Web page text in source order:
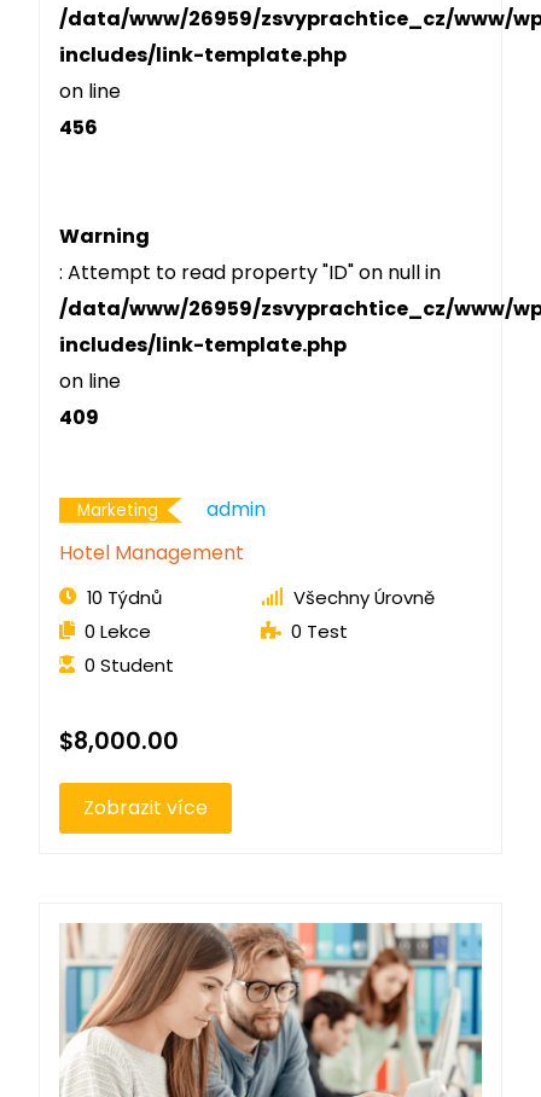
/data/www/26959/zsvyprachtice_cz/www/
includes/link-template.php
on line
456
Warning
: Attempt to read property "ID" on null in
/data/www/26959/zsvyprachtice_cz/www/
includes/link-template.php
on line
409
Marketing
Admin
Hotel Management
10 Týdnů
Všechny Úrovně
0 Lekce
0 Test
0 Student
$8,000.00
Zobrazit více